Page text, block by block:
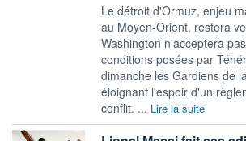
Le détroit d'Ormuz, enjeu
au Moyen-Orient, restera
Washington n'acceptera
conditions posées par
dimanche les Gardiens de
éloignant l'espoir d'un
conflit. ... Lire la suite